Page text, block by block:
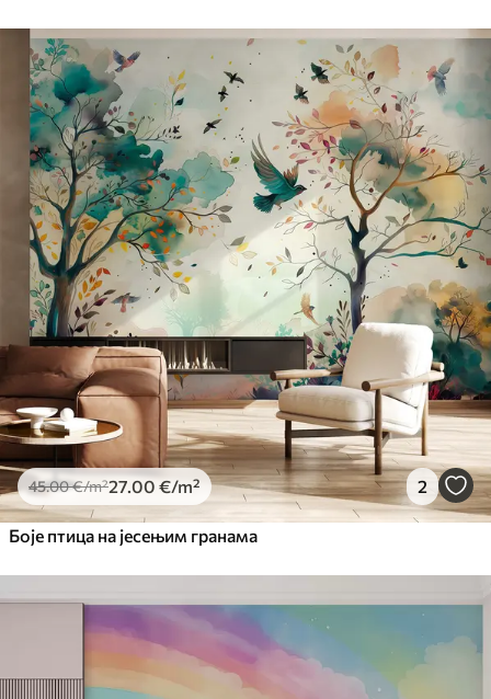
Доступни материјали
Standard
45.0027.00€/m²
Premium
56.6734.00 /m²
Premium Vinil
65.0039.00€/m²
Peel and Stick
81.6749.00€/m²
45.00€/m²27 .00 €/m² 2
Боје птица на јесењим гранама